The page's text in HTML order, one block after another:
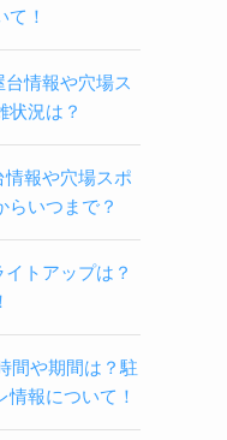
！
情報や穴場ス
状況は？
報や穴場スポ
らいつまで？
トアップは？
間や期間は？駐
報について！